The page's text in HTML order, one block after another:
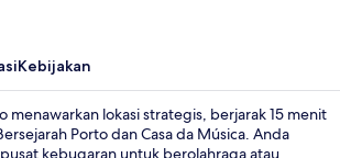
Kebijakan
menawarkan lokasi strategis, berjarak 15 menit
Porto dan Casa da Música. Anda
kebugaran untuk berolahraga atau